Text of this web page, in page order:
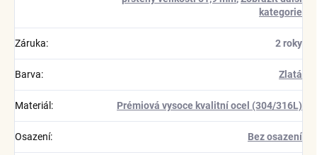
kategorie
Záruka: 2 roky
Barva: Zlatá
Materiál : Prémiová vysoce kvalitní ocel (304/316L)
Osazení: Bez osazení